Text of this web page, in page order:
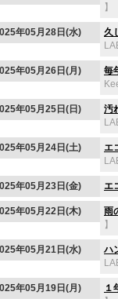
】
年05月28日(水) 久
年05月26日(月) 毎
年05月25日(日) 汚
年05月24日(土) エ
年05月23日(金) エ
年05月22日(木) 雨
】
年05月21日(水) ハ
年05月19日(月)